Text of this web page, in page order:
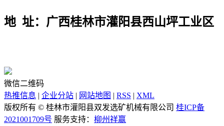
地 址：广西桂林市灌阳县西山坪工业区
微信二维码
热推信息 | 企业分站 | 网站地图 | RSS | XML
版权所有 © 桂林市灌阳县双发选矿机械有限公司 桂ICP备
2021001709号 服务支持： 柳州祥赢